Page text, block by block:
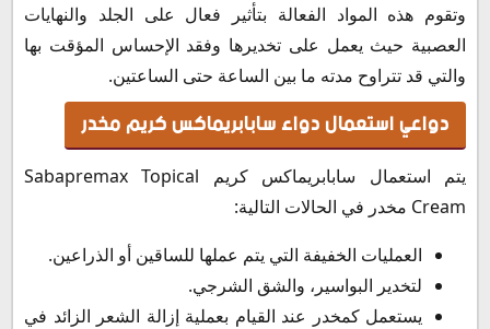
وتقوم هذه المواد الفعالة بتأثير فعال على الجلد والنهايات
العصبية حيث يعمل على تخديرها وفقد الإحساس المؤقت بها
والتي قد تتراوح مدته ما بين الساعة حتى الساعتين.
دواعي استعمال دواء سابابريماكس كريم مخدر
يتم استعمال سابابريماكس كريم Sabapremax Topical
Cream مخدر في الحالات التالية:
العمليات الخفيفة التي يتم عملها للساقين أو الذراعين.
لتخدير البواسير، والشق الشرجي.
يستعمل كمخدر عند القيام بعملية إزالة الشعر الزائد في